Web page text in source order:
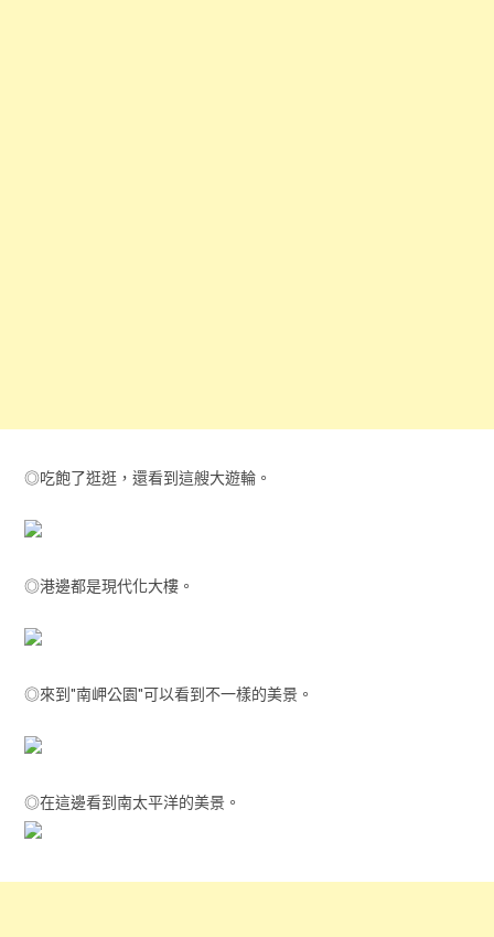
◎吃飽了逛逛，還看到這艘大遊輪。
◎港邊都是現代化大樓。
◎來到"南岬公園"可以看到不一樣的美景。
◎在這邊看到南太平洋的美景。